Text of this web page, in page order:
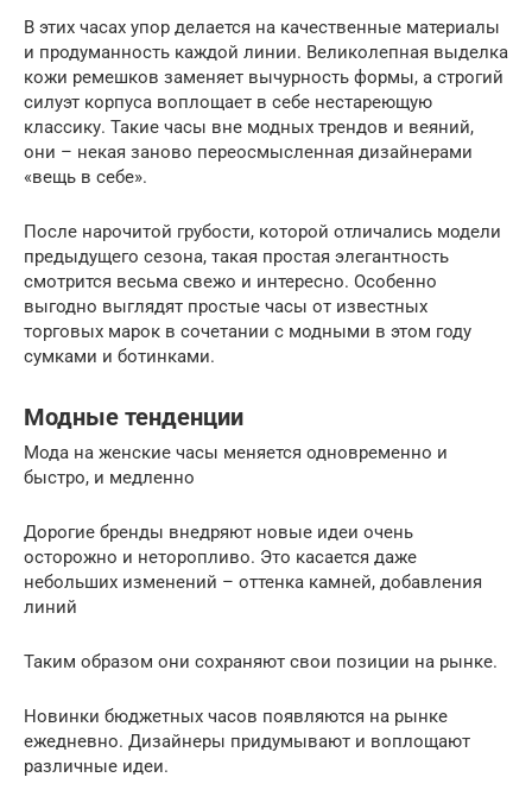
В этих часах упор делается на качественные материалы
и продуманность каждой линии. Великолепная выделка
кожи ремешков заменяет вычурность формы, а строгий
силуэт корпуса воплощает в себе нестареющую
классику. Такие часы вне модных трендов и веяний,
они – некая заново переосмысленная дизайнерами
«вещь в себе».
После нарочитой грубости, которой отличались модели
предыдущего сезона, такая простая элегантность
смотрится весьма свежо и интересно. Особенно
выгодно выглядят простые часы от известных
торговых марок в сочетании с модными в этом году
сумками и ботинками.
Модные тенденции
Мода на женские часы меняется одновременно и
быстро, и медленно
Дорогие бренды внедряют новые идеи очень
осторожно и неторопливо. Это касается даже
небольших изменений – оттенка камней, добавления
линий
Таким образом они сохраняют свои позиции на рынке.
Новинки бюджетных часов появляются на рынке
ежедневно. Дизайнеры придумывают и воплощают
различные идеи.